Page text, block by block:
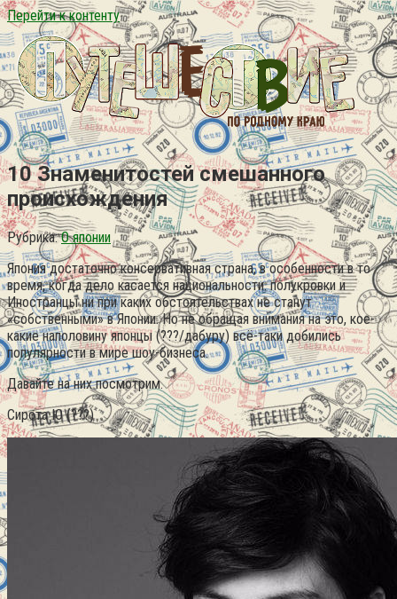
Перейти к контенту
10 Знаменитостей смешанного
происхождения
Рубрика: О японии
Япония достаточно консервативная страна, в особенности в то
время, когда дело касается национальности. полукровки и
Иностранцы ни при каких обстоятельствах не станут
«собственными» в Японии. Но не обращая внимания на это, кое-
какие наполовину японцы (???/дабуру) всё-таки добились
популярности в мире шоу-бизнеса.
Давайте на них посмотрим.
Сирота Ю (???)